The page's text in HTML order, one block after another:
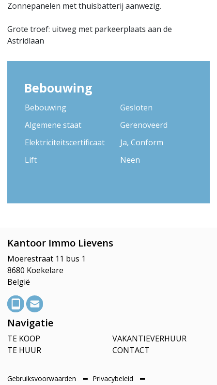
Zonnepanelen met thuisbatterij aanwezig.
Grote troef: uitweg met parkeerplaats aan de
Astridlaan
Bebouwing
Bebouwing
Gesloten
Algemene staat
Gerenoveerd
Elektriciteitscertificaat
Ja, Conform
Lift
Neen
Kantoor Immo Lievens
Moerestraat 11 bus 1
8680 Koekelare
België
Navigatie
TE KOOP
TE HUUR
VAKANTIEVERHUUR
CONTACT
Gebruiksvoorwaarden
Privacybeleid